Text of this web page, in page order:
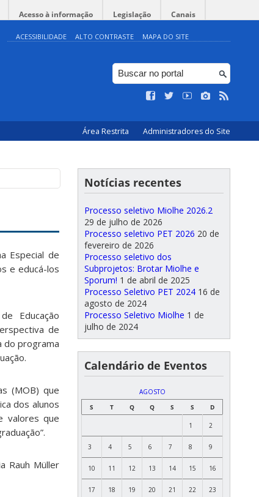
Acesso à informação Legislação Canais
ACESSIBILIDADE ALTO CONTRASTE MAPA DO SITE
Área Restrita Administradores do Site
Especial de
e educá-los
Educação
de
do programa
(MOB) que
dos alunos
valores que
Rauh Müller
Notícias recentes
Processo seletivo Miolhe 2026.2
29 de julho de 2026
Processo seletivo PET 2026 20 de
fevereiro de 2026
Processo seletivo dos
Subprojetos: Brotar Miolhe e
Sporum! 1 de abril de 2025
Processo Seletivo PET 2024 16 de
agosto de 2024
Processo Seletivo Miolhe 1 de
julho de 2024
Calendário de Eventos
AGOSTO
S
T Q Q S S D
1 2
3 4 5 6 7 8 9
10 11 12 13 14 15 16
17 18 19 20 21 22 23